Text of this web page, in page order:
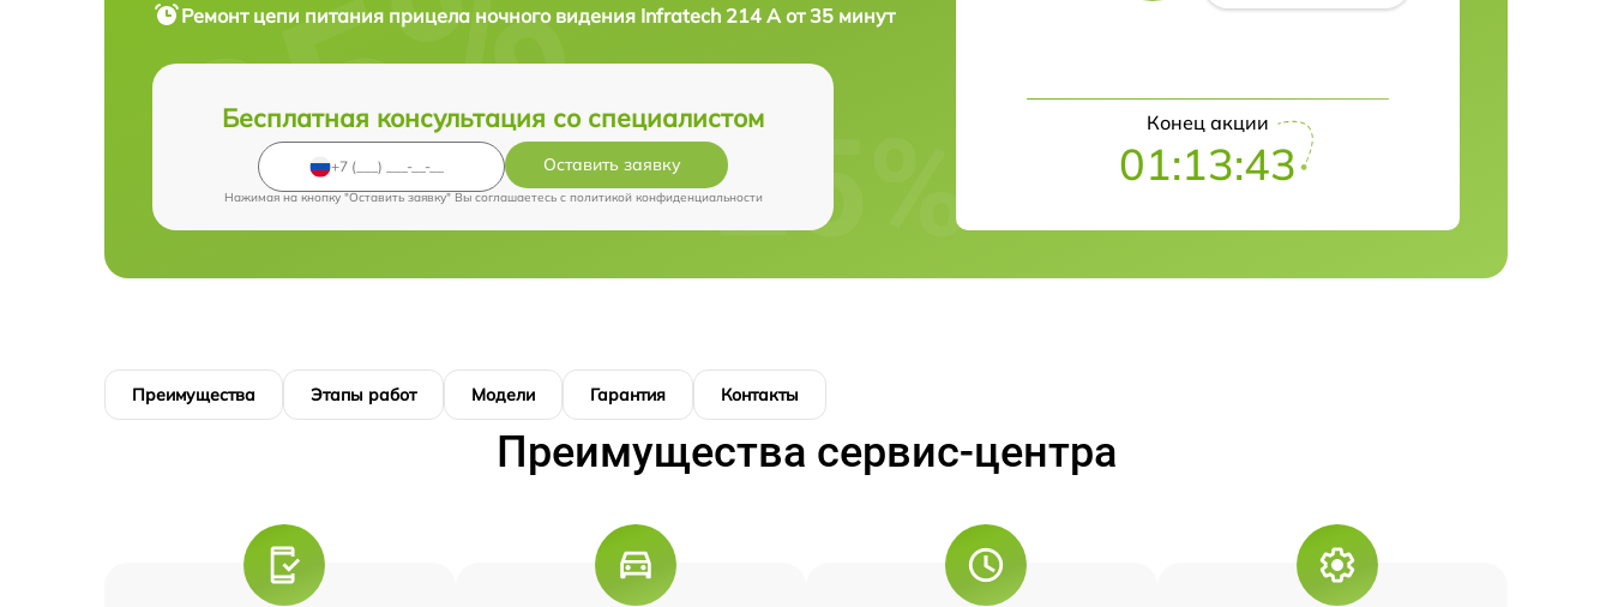
Ремонт цепи питания прицела ночного видения Infratech 214 А от 35 минут
Бесплатная консультация со специалистом
Оставить заявку
Нажимая на кнопку "Оставить заявку" Вы соглашаетесь c политикой конфиденциальности
Конец акции
01:13:42
Преимущества Этапы работ Модели Гарантия Контакты
Преимущества сервис-центра